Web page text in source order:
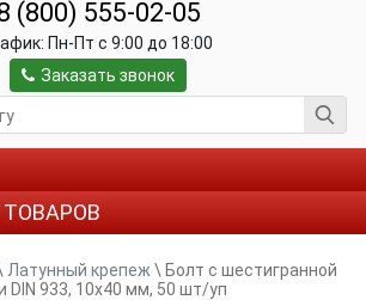
(800) 555-02-05
Пн-Пт c 9:00 до 18:00
Заказать звонок
Латунный крепеж \ Болт с шестигранной
DIN 933, 10х40 мм, 50 шт/уп